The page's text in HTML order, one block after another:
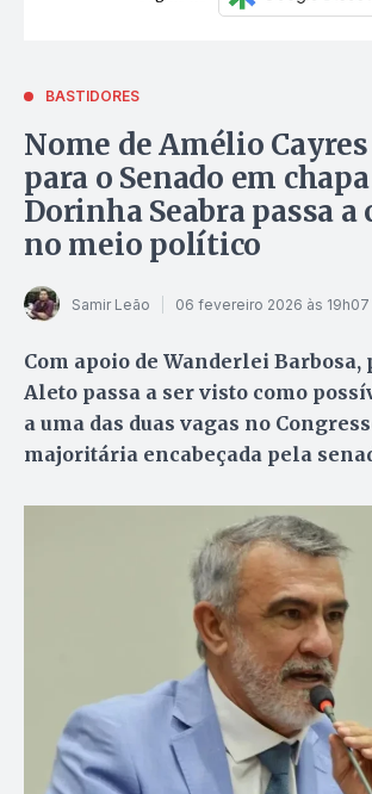
BASTIDORES
Nome de Amélio
para o Senado em
Dorinha Seabra passa
no meio político
Samir Leão 06 fevereiro 2026 às 19h07
Com apoio de Wanderlei Barbosa,
Aleto passa a ser visto como
a uma das duas vagas no
majoritária encabeçada pela